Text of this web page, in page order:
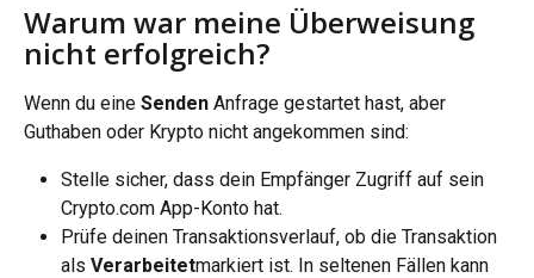
Warum war meine Überweisung
nicht erfolgreich?
Wenn du eine Senden Anfrage gestartet hast, aber
Guthaben oder Krypto nicht angekommen sind:
Stelle sicher, dass dein Empfänger Zugriff auf sein
Crypto.com App-Konto hat.
Prüfe deinen Transaktionsverlauf, ob die Transaktion
als Verarbeitetmarkiert ist. In seltenen Fällen kann